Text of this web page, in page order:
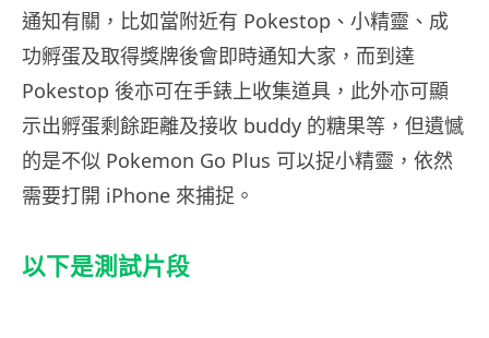
通知有關，比如當附近有 Pokestop、小精靈、成
功孵蛋及取得獎牌後會即時通知大家，而到達
Pokestop 後亦可在手錶上收集道具，此外亦可顯
示出孵蛋剩餘距離及接收 buddy 的糖果等，但遺憾
的是不似 Pokemon Go Plus 可以捉小精靈，依然
需要打開 iPhone 來捕捉。
以下是測試片段